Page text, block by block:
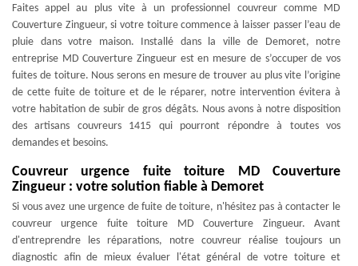
Faites appel au plus vite à un professionnel couvreur comme MD
Couverture Zingueur, si votre toiture commence à laisser passer l’eau de
pluie dans votre maison. Installé dans la ville de Demoret, notre
entreprise MD Couverture Zingueur est en mesure de s’occuper de vos
fuites de toiture. Nous serons en mesure de trouver au plus vite l’origine
de cette fuite de toiture et de le réparer, notre intervention évitera à
votre habitation de subir de gros dégâts. Nous avons à notre disposition
des artisans couvreurs 1415 qui pourront répondre à toutes vos
demandes et besoins.
Couvreur urgence fuite toiture MD Couverture
Zingueur : votre solution fiable à Demoret
Si vous avez une urgence de fuite de toiture, n'hésitez pas à contacter le
couvreur urgence fuite toiture MD Couverture Zingueur. Avant
d'entreprendre les réparations, notre couvreur réalise toujours un
diagnostic afin de mieux évaluer l'état général de votre toiture et